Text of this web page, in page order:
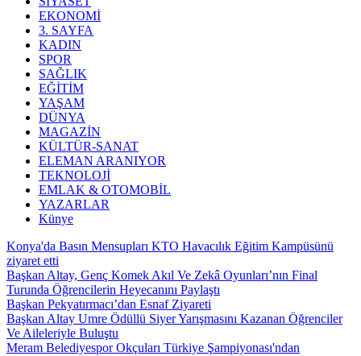
EKONOMİ
3. SAYFA
KADIN
SPOR
SAĞLIK
EĞİTİM
YAŞAM
DÜNYA
MAGAZİN
KÜLTÜR-SANAT
ELEMAN ARANIYOR
TEKNOLOJİ
EMLAK & OTOMOBİL
YAZARLAR
Künye
Konya'da Basın Mensupları KTO Havacılık Eğitim Kampüsünü
ziyaret etti
Başkan Altay, Genç Komek Akıl Ve Zekâ Oyunları’nın Final
Turunda Öğrencilerin Heyecanını Paylaştı
Başkan Pekyatırmacı’dan Esnaf Ziyareti
Başkan Altay Umre Ödüllü Siyer Yarışmasını Kazanan Öğrenciler
Ve Aileleriyle Buluştu
Meram Belediyespor Okçuları Türkiye Şampiyonası'ndan